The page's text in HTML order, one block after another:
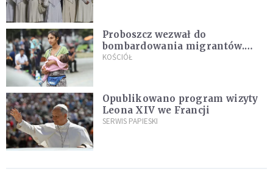
Proboszcz wezwał do
bombardowania migrantów.
"Masowy ogień przeciwko
KOŚCIÓŁ
Opublikowano program wizyty
Leona XIV we Francji
SERWIS PAPIESKI